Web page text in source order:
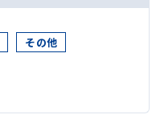
その他